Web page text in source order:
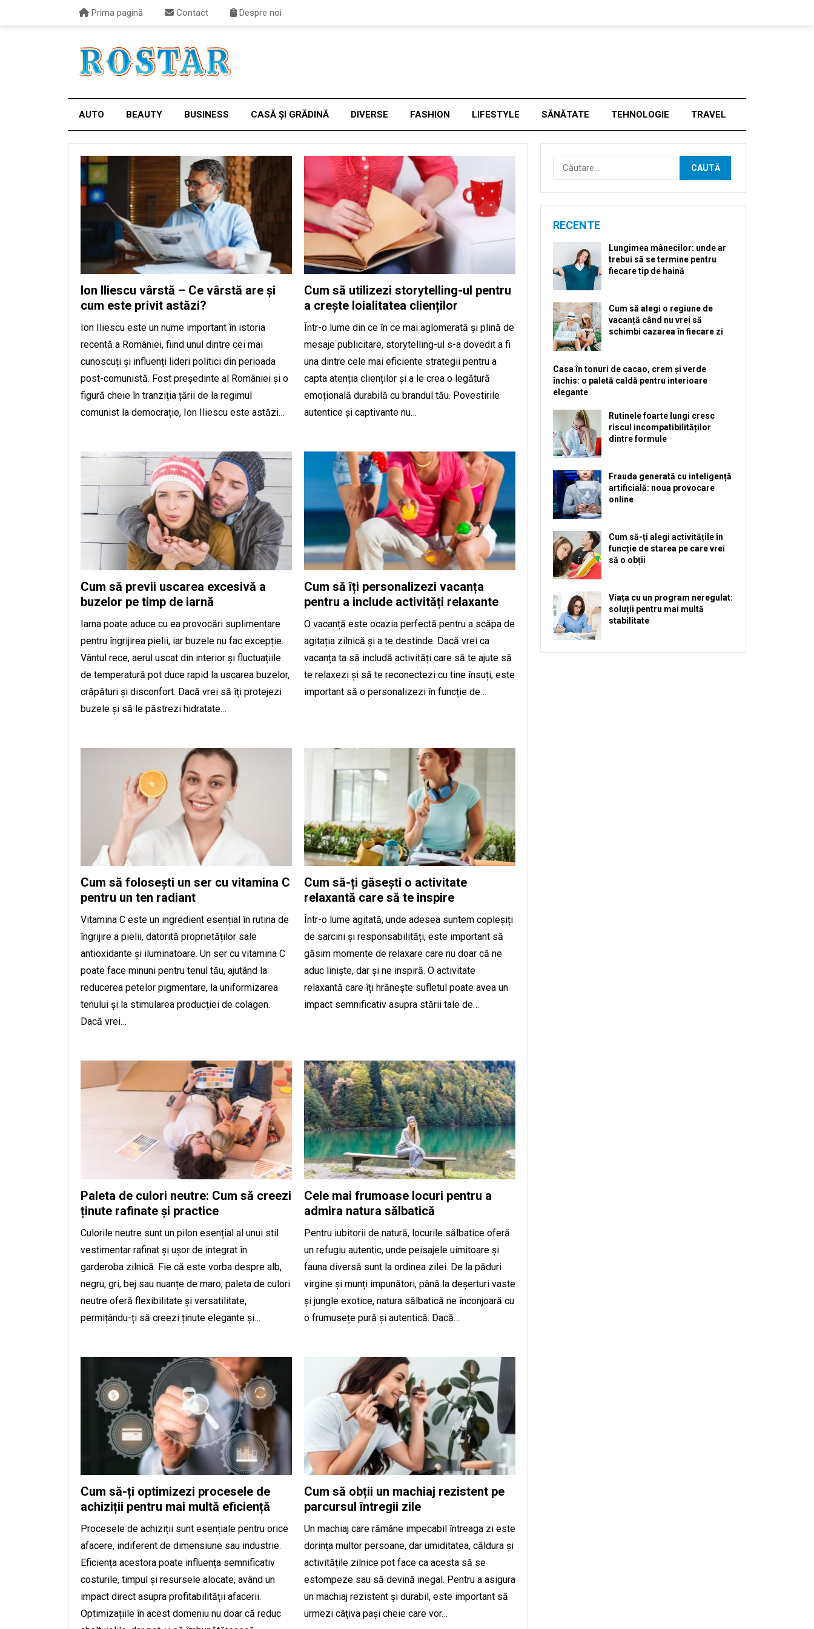
Prima pagină Contact Despre noi
AUTO BEAUTY BUSINESS CASĂ ȘI GRĂDINĂ DIVERSE FASHION LIFESTYLE SĂNĂTATE TEHNOLOGIE TRAVEL
Ion Iliescu vârstă – Ce vârstă are și
cum este privit astăzi?
Ion Iliescu este un nume important în istoria
recentă a României, fiind unul dintre cei mai
cunoscuți și influenți lideri politici din perioada
post-comunistă. Fost președinte al României și o
figură cheie în tranziția țării de la regimul
comunist la democrație, Ion Iliescu este astăzi…
Cum să utilizezi storytelling-ul pentru
a crește loialitatea clienților
Într-o lume din ce în ce mai aglomerată și plină de
mesaje publicitare, storytelling-ul s-a dovedit a fi
una dintre cele mai eficiente strategii pentru a
capta atenția clienților și a le crea o legătură
emoțională durabilă cu brandul tău. Povestirile
autentice și captivante nu…
Cum să previi uscarea excesivă a
buzelor pe timp de iarnă
Iarna poate aduce cu ea provocări suplimentare
pentru îngrijirea pielii, iar buzele nu fac excepție.
Vântul rece, aerul uscat din interior și fluctuațiile
de temperatură pot duce rapid la uscarea buzelor,
crăpături și disconfort. Dacă vrei să îți protejezi
buzele și să le păstrezi hidratate…
Cum să îți personalizezi vacanța
pentru a include activități relaxante
O vacanță este ocazia perfectă pentru a scăpa de
agitația zilnică și a te destinde. Dacă vrei ca
vacanța ta să includă activități care să te ajute să
te relaxezi și să te reconectezi cu tine însuți, este
important să o personalizezi în funcție de…
Cum să folosești un ser cu vitamina C
pentru un ten radiant
Vitamina C este un ingredient esențial în rutina de
îngrijire a pielii, datorită proprietăților sale
antioxidante și iluminatoare. Un ser cu vitamina C
poate face minuni pentru tenul tău, ajutând la
reducerea petelor pigmentare, la uniformizarea
tenului și la stimularea producției de colagen.
Dacă vrei…
Cum să-ți găsești o activitate
relaxantă care să te inspire
Într-o lume agitată, unde adesea suntem copleșiți
de sarcini și responsabilități, este important să
găsim momente de relaxare care nu doar că ne
aduc liniște, dar și ne inspiră. O activitate
relaxantă care îți hrănește sufletul poate avea un
impact semnificativ asupra stării tale de…
Paleta de culori neutre: Cum să creezi
ținute rafinate și practice
Culorile neutre sunt un pilon esențial al unui stil
vestimentar rafinat și ușor de integrat în
garderoba zilnică. Fie că este vorba despre alb,
negru, gri, bej sau nuanțe de maro, paleta de culori
neutre oferă flexibilitate și versatilitate,
permițându-ți să creezi ținute elegante și…
Cele mai frumoase locuri pentru a
admira natura sălbatică
Pentru iubitorii de natură, locurile sălbatice oferă
un refugiu autentic, unde peisajele uimitoare și
fauna diversă sunt la ordinea zilei. De la păduri
virgine și munți impunători, până la deșerturi vaste
și jungle exotice, natura sălbatică ne înconjoară cu
o frumusețe pură și autentică. Dacă…
Cum să-ți optimizezi procesele de
achiziții pentru mai multă eficiență
Procesele de achiziții sunt esențiale pentru orice
afacere, indiferent de dimensiune sau industrie.
Eficiența acestora poate influența semnificativ
costurile, timpul și resursele alocate, având un
impact direct asupra profitabilității afacerii.
Optimizațiile în acest domeniu nu doar că reduc
Cum să obții un machiaj rezistent pe
parcursul întregii zile
Un machiaj care rămâne impecabil întreaga zi este
dorința multor persoane, dar umiditatea, căldura și
activitățile zilnice pot face ca acesta să se
estompeze sau să devină inegal. Pentru a asigura
un machiaj rezistent și durabil, este important să
urmezi câțiva pași cheie care vor…
Caută
după:
RECENTE
Lungimea mânecilor: unde ar
trebui să se termine pentru
fiecare tip de haină
Cum să alegi o regiune de
vacanță când nu vrei să
schimbi cazarea în fiecare zi
Casa în tonuri de cacao, crem și verde
închis: o paletă caldă pentru interioare
elegante
Rutinele foarte lungi cresc
riscul incompatibilităților
dintre formule
Frauda generată cu inteligență
artificială: noua provocare
online
Cum să-ți alegi activitățile în
funcție de starea pe care vrei
să o obții
Viața cu un program neregulat:
soluții pentru mai multă
stabilitate